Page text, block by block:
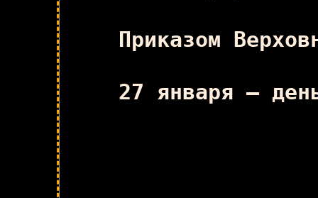
Приказом
27 января —